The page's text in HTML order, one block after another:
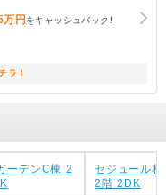
万円をキャッシュバック!
ラ！
ーデンC棟 2
セジュール
2階 2DK